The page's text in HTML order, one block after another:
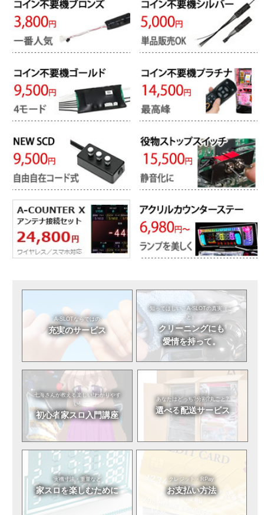
A-SLOTならではの
充実のサービス
知ってほしい。A-SLOTの真実（こ
と）
クリーニングにも
愛情を持って。
七海さんが教える楽しい!わかりやす
い!
初心者家スロ入門講座
あなたはどっち?分割?丸ごと?
選べる配送サービス
実機寸法・重量など
家スロを楽しむために
クレジット・RPay
お支払い方法